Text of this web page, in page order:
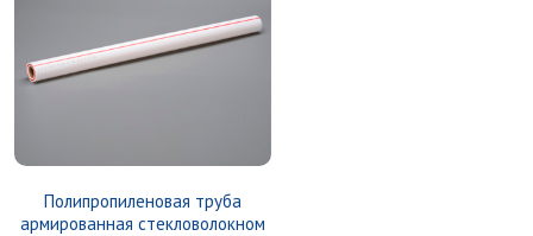
Полипропиленовая труба
армированная стекловолокном